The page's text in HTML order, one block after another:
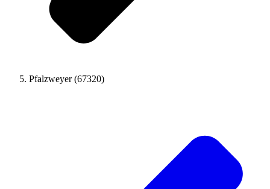
Pfalzweyer (67320)